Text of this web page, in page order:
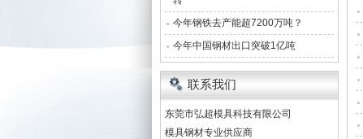
今年钢铁去产能超7200万吨？
今年中国钢材出口突破1亿吨
联系我们
东莞市弘超模具科技有限公司
模具钢材专业供应商